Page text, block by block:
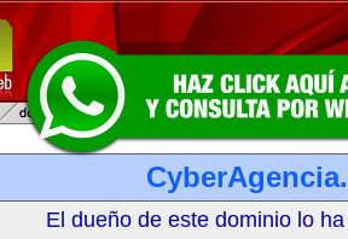
El dueño de este dominio lo